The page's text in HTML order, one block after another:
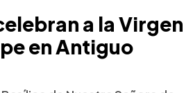
a la Virgen
en Antiguo